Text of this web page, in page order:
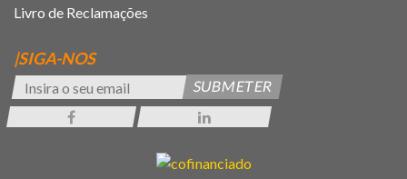
Livro de Reclamações
|SIGA-NOS
SUBMETER